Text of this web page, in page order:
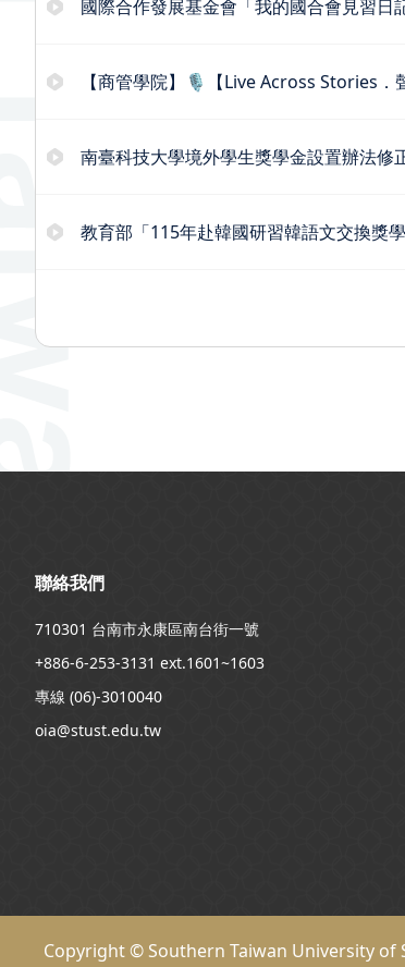
國際合作發展基金會「我的國合會見習日
【商管學院】🎙️【Live Across Stories．
南臺科技大學境外學生獎學金設置辦法修
教育部「115年赴韓國研習韓語文交換獎
:::
聯絡我們
710301 台南市永康區南台街一號
+886-6-253-3131 ext.1601~1603
專線 (06)-3010040
oia@stust.edu.tw
Copyright © Southern Taiwan University of